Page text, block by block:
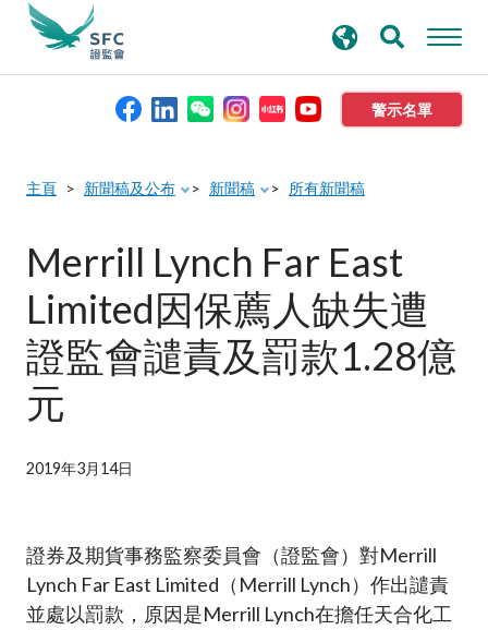
警示名單
本會簡介
規則及標準
資料庫
尋
主頁 新聞稿及公布 新聞稿 所有新聞稿
Merrill Lynch Far East
Limited因保薦人缺失遭
證監會譴責及罰款1.28億
元
2019年3月14日
證券及期貨事務監察委員會（證監會）對Merrill
Lynch Far East Limited（Merrill Lynch）作出譴責
並處以罰款，原因是Merrill Lynch在擔任天合化工